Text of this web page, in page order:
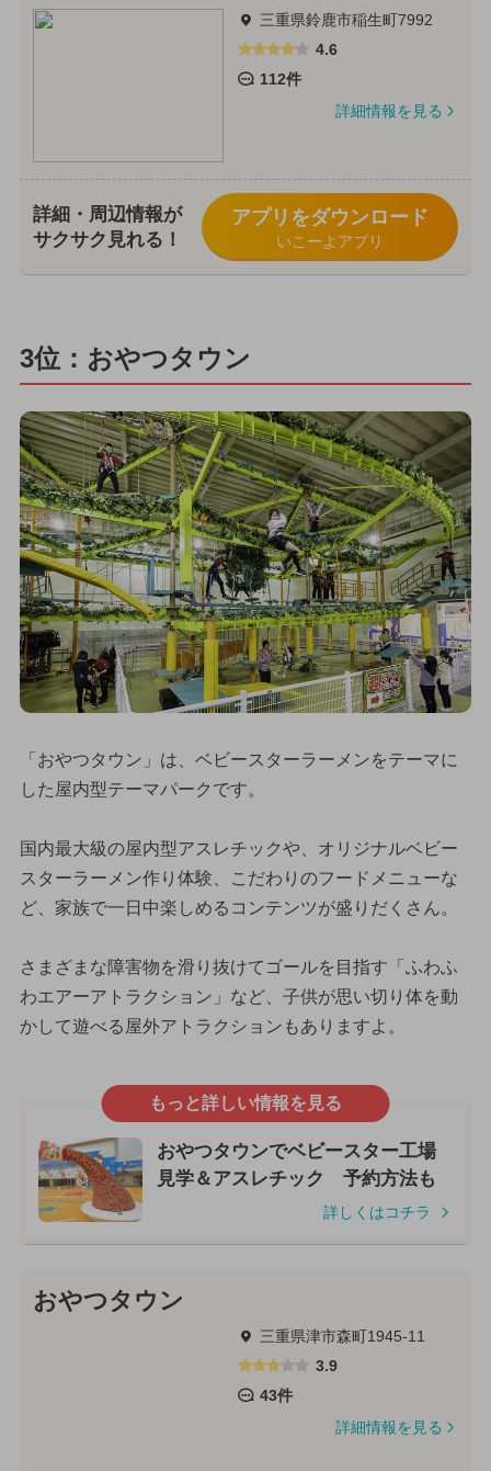
三重県鈴鹿市稲生町7992
4.6
112件
詳細情報を見る
詳細・周辺情報が
サクサク見れる！
アプリをダウンロード
いこーよアプリ
3位：おやつタウン
「おやつタウン」は、ベビースターラーメンをテーマに
した屋内型テーマパークです。
国内最大級の屋内型アスレチックや、オリジナルベビー
スターラーメン作り体験、こだわりのフードメニューな
ど、家族で一日中楽しめるコンテンツが盛りだくさん。
さまざまな障害物を滑り抜けてゴールを目指す「ふわふ
わエアーアトラクション」など、子供が思い切り体を動
かして遊べる屋外アトラクションもありますよ。
もっと詳しい情報を見る
おやつタウンでベビースター工場
見学＆アスレチック 予約方法も
詳しくはコチラ
おやつタウン
三重県津市森町1945-11
3.9
43件
詳細情報を見る